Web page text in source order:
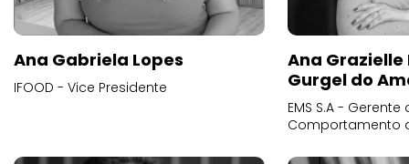
Ana Gabriela Lopes
IFOOD - Vice Presidente
Ana
Gurgel do
EMS S.A -
Comportamento